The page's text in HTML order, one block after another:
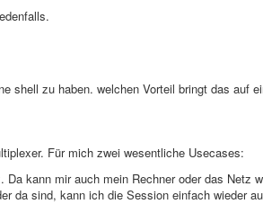
-B 'Yes' 'swaymsg exit'
shell zu haben. welchen Vorteil bringt das auf
Für mich zwei wesentliche Usecases:
kann mir auch mein Rechner oder das Netz
da sind, kann ich die Session einfach wieder